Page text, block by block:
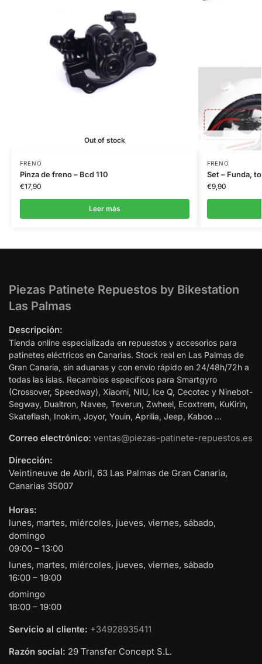
Out of stock
FRENO
Pinza de freno – Bcd 110
€17,90
Leer más
FRENO
Set – Funda,
€9,90
Piezas Patinete Repuestos by Bikestation
Las Palmas
Descripción:
Tienda online especializada en repuestos y accesorios para
patinetes eléctricos en Canarias. Stock real en Las Palmas de
Gran Canaria, sin aduanas y con envío rápido en 24/48h/72h a
todas las islas. Recambios específicos para Smartgyro
(Crossover, Speedway), Xiaomi, NIU, Ice Q, Cecotec y Ninebot-
Segway, Dualtron, Navee, Teverun, Zwheel, Ecoxtrem, KuKirin,
Skateflash, Inokim, Joyor, Youin, Aprilia, Jeep, Kaboo …
Correo electrónico: ventas@piezas-patinete-repuestos.es
Dirección:
Veintineuve de Abril, 63 Las Palmas de Gran Canaria,
Canarias 35007
Horas:
lunes, martes, miércoles, jueves, viernes, sábado,
domingo
09:00 – 13:00
lunes, martes, miércoles, jueves, viernes, sábado
16:00 – 19:00
domingo
18:00 – 19:00
Servicio al cliente: +34928935411
Razón social: 29 Transfer Concept S.L.